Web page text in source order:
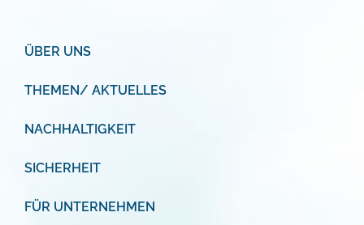
ÜBER UNS
THEMEN/ AKTUELLES
NACHHALTIGKEIT
SICHERHEIT
FÜR UNTERNEHMEN